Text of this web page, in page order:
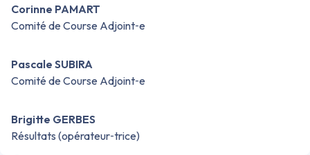
Corinne PAMART
Comité de Course Adjoint‑e
Pascale SUBIRA
Comité de Course Adjoint‑e
Brigitte GERBES
Résultats (opérateur‑trice)